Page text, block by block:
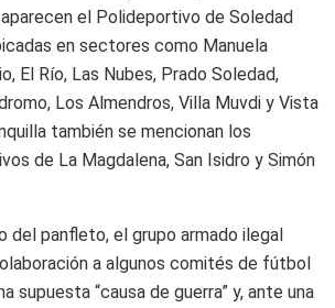
el Polideportivo de Soledad
en sectores como Manuela
El Río, Las Nubes, Prado Soledad,
Los Almendros, Villa Muvdi y Vista
también se mencionan los
de La Magdalena, San Isidro y Simón
del panfleto, el grupo armado ilegal
a algunos comités de fútbol
supuesta “causa de guerra” y, ante una